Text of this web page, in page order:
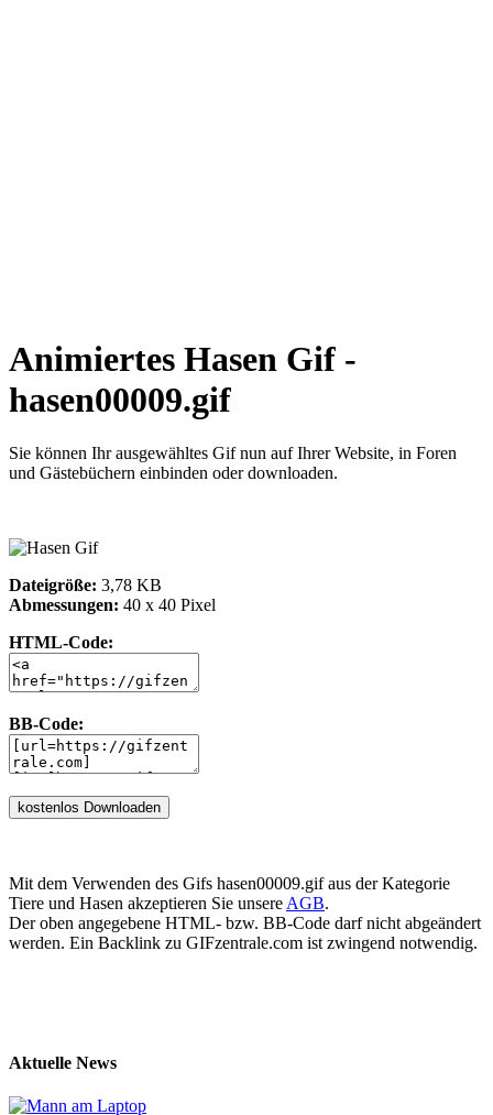
Animiertes Hasen Gif -
hasen00009.gif
Sie können Ihr ausgewähltes Gif nun auf Ihrer Website, in Foren
und Gästebüchern einbinden oder downloaden.
Dateigröße: 3,78 KB
Abmessungen: 40 x 40 Pixel
HTML-Code:
BB-Code:
Mit dem Verwenden des Gifs hasen00009.gif aus der Kategorie
Tiere und Hasen akzeptieren Sie unsere AGB.
Der oben angegebene HTML- bzw. BB-Code darf nicht abgeändert
werden. Ein Backlink zu GIFzentrale.com ist zwingend notwendig.
Aktuelle News